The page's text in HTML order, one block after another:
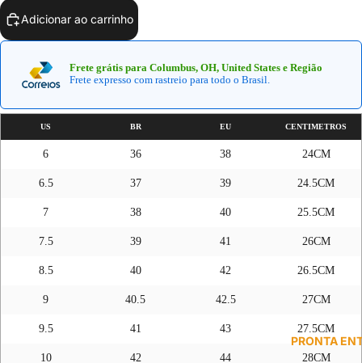
PRONTA
Adicionar ao carrinho
Frete grátis para Columbus, OH, United States e Região
Frete expresso com rastreio para todo o Brasil.
US BR EU CENTIMETROS
6 36 38 24CM
6.5 37 39 24.5CM
7 38 40 25.5CM
7.5 39 41 26CM
8.5 40 42 26.5CM
9 40.5 42.5 27CM
9.5 41 43 27.5CM
10 42 44 28CM